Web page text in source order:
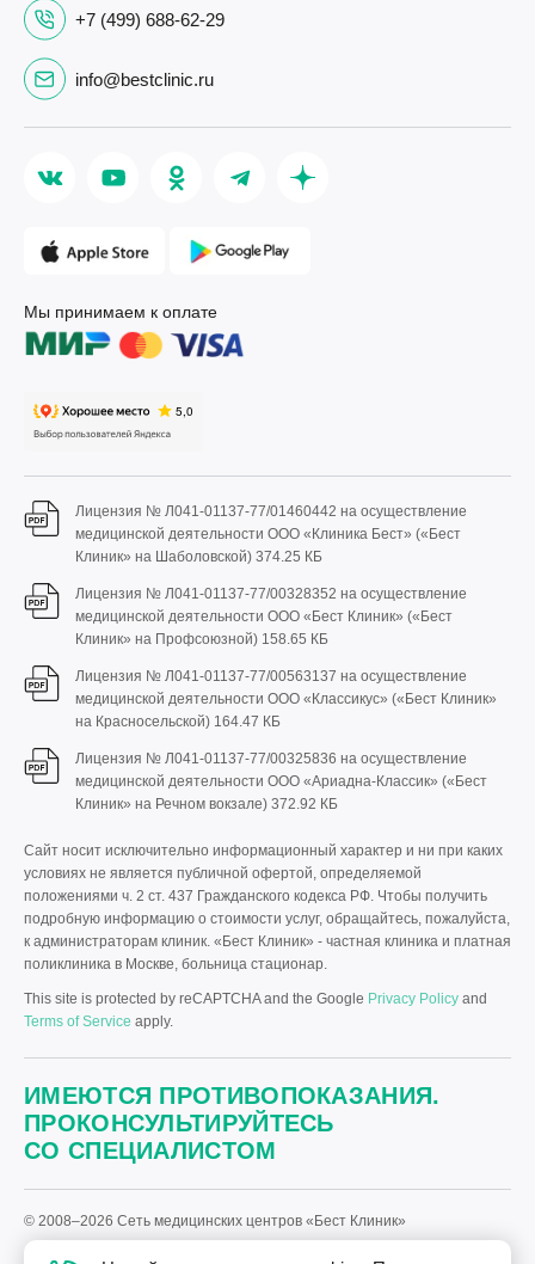
+7 (499) 688-62-29
info@bestclinic.ru
Мы принимаем к оплате
Лицензия № Л041-01137-77/01460442 на осуществление
медицинской деятельности ООО «Клиника Бест» («Бест
Клиник» на Шаболовской) 374.25 КБ
Лицензия № Л041-01137-77/00328352 на осуществление
медицинской деятельности ООО «Бест Клиник» («Бест
Клиник» на Профсоюзной) 158.65 КБ
Лицензия № Л041-01137-77/00563137 на осуществление
медицинской деятельности ООО «Классикус» («Бест Клиник»
на Красносельской) 164.47 КБ
Лицензия № Л041-01137-77/00325836 на осуществление
медицинской деятельности ООО «Ариадна-Классик» («Бест
Клиник» на Речном вокзале) 372.92 КБ
Сайт носит исключительно информационный характер и ни при каких
условиях не является публичной офертой, определяемой
положениями ч. 2 ст. 437 Гражданского кодекса РФ. Чтобы получить
подробную информацию о стоимости услуг, обращайтесь, пожалуйста,
к администраторам клиник. «Бест Клиник» - частная клиника и платная
поликлиника в Москве, больница стационар.
This site is protected by reCAPTCHA and the Google Privacy Policy and
Terms of Service apply.
ИМЕЮТСЯ ПРОТИВОПОКАЗАНИЯ.
ПРОКОНСУЛЬТИРУЙТЕСЬ
СО СПЕЦИАЛИСТОМ
© 2008–2026 Сеть медицинских центров «Бест Клиник»